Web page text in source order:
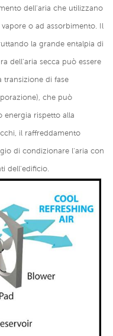
dell'aria che utilizzano
o ad assorbimento. Il
la grande entalpia di
dell'aria secca può essere
transizione di fase
che può
energia rispetto alla
il raffreddamento
di condizionare l'aria con
dell'edificio.